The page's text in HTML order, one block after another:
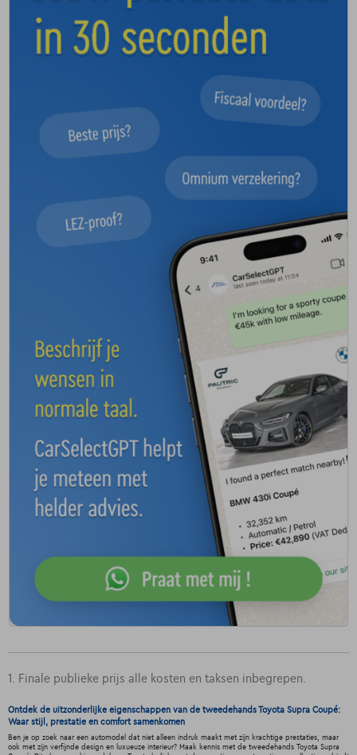
1. Finale publieke prijs alle kosten en taksen inbegrepen.
Ontdek de uitzonderlijke eigenschappen van de tweedehands Toyota Supra Coupé:
Waar stijl, prestatie en comfort samenkomen
Ben je op zoek naar een automodel dat niet alleen indruk maakt met zijn krachtige prestaties, maar
ook met zijn verfijnde design en luxueuze interieur? Maak kennis met de tweedehands Toyota Supra